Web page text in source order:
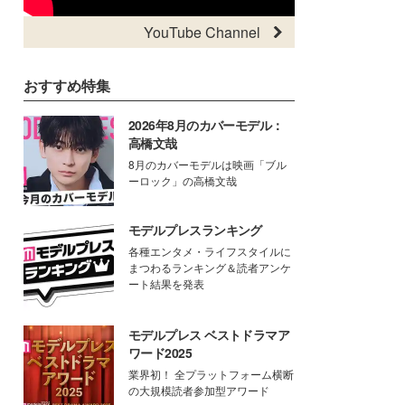
YouTube Channel
おすすめ特集
2026年8月のカバーモデル：
高橋文哉
8月のカバーモデルは映画「ブル
ーロック」の高橋文哉
モデルプレスランキング
各種エンタメ・ライフスタイルに
まつわるランキング＆読者アンケ
ート結果を発表
モデルプレス ベストドラマア
ワード2025
業界初！ 全プラットフォーム横断
の大規模読者参加型アワード